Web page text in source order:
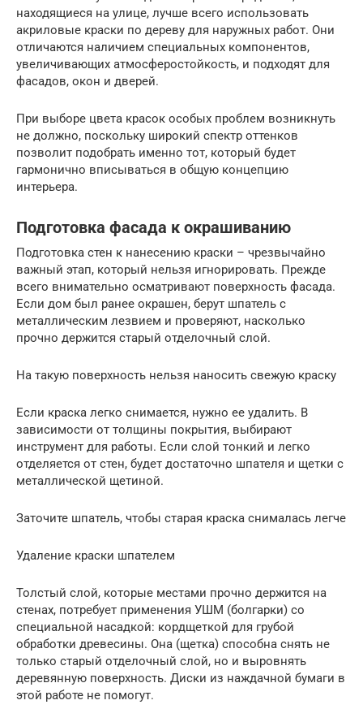
находящиеся на улице, лучше всего использовать
акриловые краски по дереву для наружных работ. Они
отличаются наличием специальных компонентов,
увеличивающих атмосферостойкость, и подходят для
фасадов, окон и дверей.
При выборе цвета красок особых проблем возникнуть
не должно, поскольку широкий спектр оттенков
позволит подобрать именно тот, который будет
гармонично вписываться в общую концепцию
интерьера.
Подготовка фасада к окрашиванию
Подготовка стен к нанесению краски – чрезвычайно
важный этап, который нельзя игнорировать. Прежде
всего внимательно осматривают поверхность фасада.
Если дом был ранее окрашен, берут шпатель с
металлическим лезвием и проверяют, насколько
прочно держится старый отделочный слой.
На такую поверхность нельзя наносить свежую краску
Если краска легко снимается, нужно ее удалить. В
зависимости от толщины покрытия, выбирают
инструмент для работы. Если слой тонкий и легко
отделяется от стен, будет достаточно шпателя и щетки с
металлической щетиной.
Заточите шпатель, чтобы старая краска снималась легче
Удаление краски шпателем
Толстый слой, которые местами прочно держится на
стенах, потребует применения УШМ (болгарки) со
специальной насадкой: кордщеткой для грубой
обработки древесины. Она (щетка) способна снять не
только старый отделочный слой, но и выровнять
деревянную поверхность. Диски из наждачной бумаги в
этой работе не помогут.